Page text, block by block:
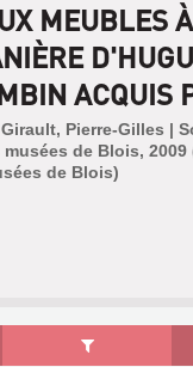
MEUBLES
ACQUIS
Pierre-Gilles |
de Blois, 2009
de Blois)